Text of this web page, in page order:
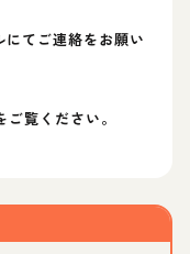
てご連絡をお願い
覧ください。